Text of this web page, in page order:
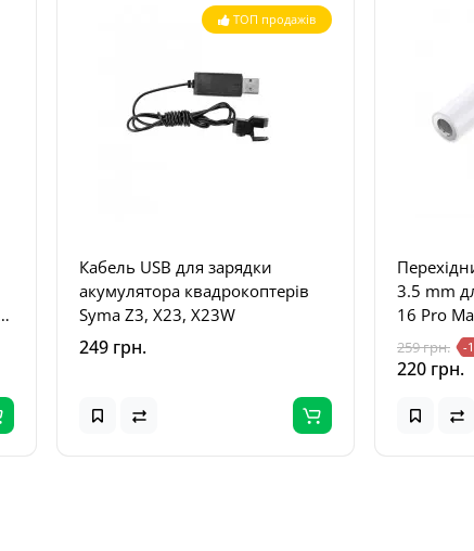
ТОП продажів
Кабель USB для зарядки
акумулятора квадрокоптерів
Syma Z3, X23, X23W
249 грн.
3.5 mm
16 Pro
259 грн. -
220 грн.